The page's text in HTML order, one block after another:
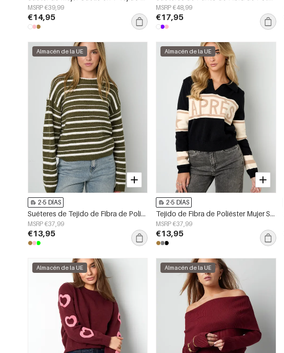
MSRP €39,99
€14,95
MSRP €48,99
€17,95
Almacén de la UE
2-5 DÍAS
Suéteres de Tejido de Fibra de Poliéster para Mujer Casual Rayas
MSRP €37,99
€13,95
Almacén de la UE
2-5 DÍAS
Tejido de Fibra de Poliéster Mujer Suéteres Casual Letras
MSRP €37,99
€13,95
Almacén de la UE Almacén de la UE